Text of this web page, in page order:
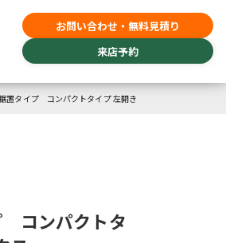
お問い合わせ・無料見積り
来店予約
置タイプ コンパクトタイプ 左開き
コンパクトタ